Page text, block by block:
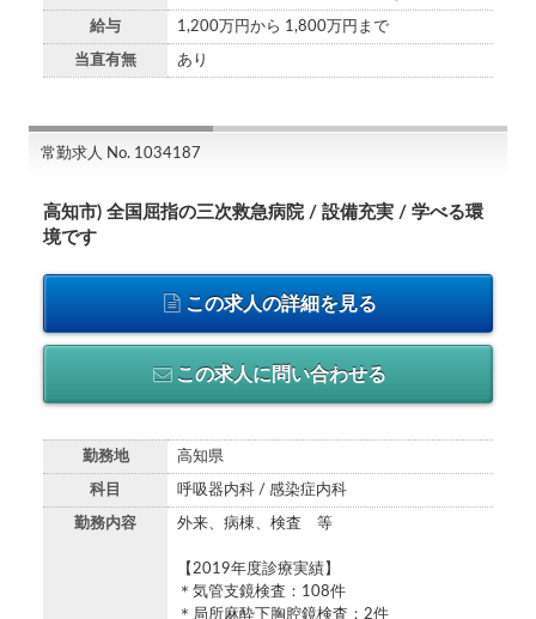
給与 1,200万円から 1,800万円まで
当直有無 あり
常勤求人 No. 1034187
高知市) 全国屈指の三次救急病院 / 設備充実 / 学べる環
境です
この求人の詳細を見る
この求人に問い合わせる
勤務地 高知県
科目 呼吸器内科 / 感染症内科
勤務内容 外来、病棟、検査 等
【2019年度診療実績】
＊気管支鏡検査：108件
＊局所麻酔下胸腔鏡検査：2件